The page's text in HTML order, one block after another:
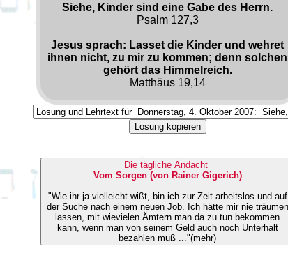
Siehe, Kinder sind eine Gabe des Herrn.
Psalm 127,3
Jesus sprach: Lasset die Kinder und wehret
ihnen nicht, zu mir zu kommen; denn solchen
gehört das Himmelreich.
Matthäus 19,14
Losung kopieren
Die tägliche Andacht
Vom Sorgen (von Rainer Gigerich)
"Wie ihr ja vielleicht wißt, bin ich zur Zeit arbeitslos und auf
der Suche nach einem neuen Job. Ich hätte mir nie träumen
lassen, mit wievielen Ämtern man da zu tun bekommen
kann, wenn man von seinem Geld auch noch Unterhalt
bezahlen muß ..."(mehr)